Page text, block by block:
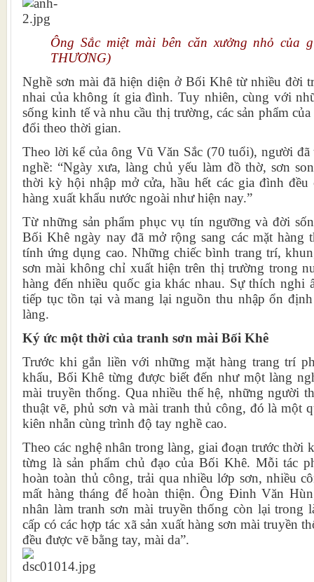
Ông Sắc miệt mài bên căn xưởng nhỏ của
THƯƠNG)
Nghề sơn mài đã hiện diện ở Bối Khê từ nhiều đời
nhai của không ít gia đình. Tuy nhiên, cùng với
sống kinh tế và nhu cầu thị trường, các sản phẩm
đổi theo thời gian.
Theo lời kể của ông Vũ Văn Sắc (70 tuổi), người đã
nghề: “Ngày xưa, làng chủ yếu làm đồ thờ, sơn
thời kỳ hội nhập mở cửa, hầu hết các gia đình đều
hàng xuất khẩu nước ngoài như hiện nay.”
Từ những sản phẩm phục vụ tín ngưỡng và đời
Bối Khê ngày nay đã mở rộng sang các mặt hàng
tính ứng dụng cao. Những chiếc bình trang trí,
sơn mài không chỉ xuất hiện trên thị trường trong
hàng đến nhiều quốc gia khác nhau. Sự thích nghi
tiếp tục tồn tại và mang lại nguồn thu nhập ổn
làng.
Ký ức một thời của tranh sơn mài Bối Khê
Trước khi gắn liền với những mặt hàng trang trí
khẩu, Bối Khê từng được biết đến như một làng
mài truyền thống. Qua nhiều thế hệ, những người
thuật vẽ, phủ sơn và mài tranh thủ công, đó là một
kiên nhẫn cùng trình độ tay nghề cao.
Theo các nghệ nhân trong làng, giai đoạn trước thời
từng là sản phẩm chủ đạo của Bối Khê. Mỗi tác
hoàn toàn thủ công, trải qua nhiều lớp sơn, nhiều
mất hàng tháng để hoàn thiện. Ông Đinh Văn
nhân làm tranh sơn mài truyền thống còn lại trong
cấp có các hợp tác xã sản xuất hàng sơn mài truyền
đều được vẽ bằng tay, mài da”.